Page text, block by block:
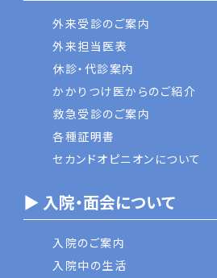
外来受診のご案内
外来担当医表
休診・代診案内
かかりつけ医からのご紹介
救急受診のご案内
各種証明書
セカンドオピニオンについて
▶ 入院・面会について
入院のご案内
入院中の生活